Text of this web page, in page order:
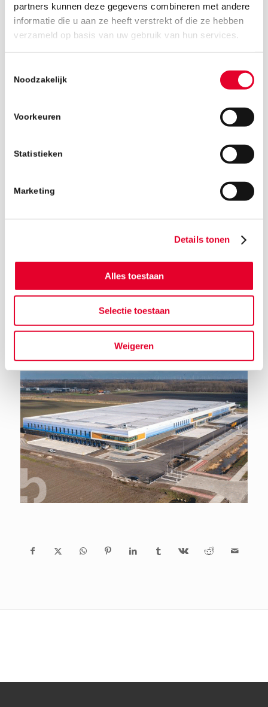
partners kunnen deze gegevens combineren met andere
informatie die u aan ze heeft verstrekt of die ze hebben
verzameld op basis van uw gebruik van hun services.
Noodzakelijk
Voorkeuren
Statistieken
Marketing
Details tonen
Alles toestaan
Selectie toestaan
Weigeren
12 maart 2026
Terug naar het nieuwsoverzicht